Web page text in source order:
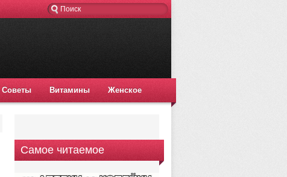
Советы Витамины Женское
Самое читаемое